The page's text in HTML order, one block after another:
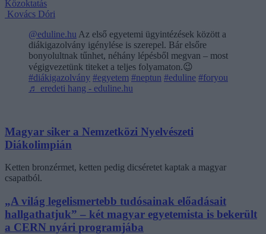
Közoktatás
Kovács Dóri
@eduline.hu Az első egyetemi ügyintézések között a
diákigazolvány igénylése is szerepel. Bár elsőre
bonyolultnak tűnhet, néhány lépésből megvan – most
végigvezetünk titeket a teljes folyamaton.😉
#diákigazolvány #egyetem #neptun #eduline #foryou
♬ eredeti hang - eduline.hu
Magyar siker a Nemzetközi Nyelvészeti
Diákolimpián
Ketten bronzérmet, ketten pedig dicséretet kaptak a magyar
csapatból.
„A világ legelismertebb tudósainak előadásait
hallgathatjuk” – két magyar egyetemista is bekerült
a CERN nyári programjába